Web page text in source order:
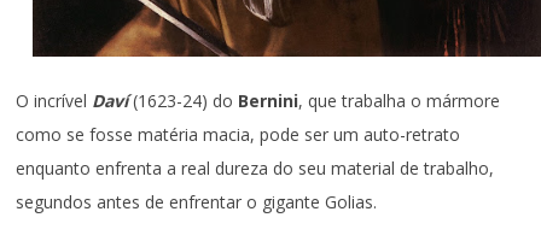
O incrível Daví (1623-24) do Bernini, que trabalha o mármore
como se fosse matéria macia, pode ser um auto-retrato
enquanto enfrenta a real dureza do seu material de trabalho,
segundos antes de enfrentar o gigante Golias.